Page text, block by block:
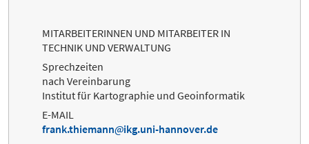
MITARBEITERINNEN UND MITARBEITER IN
TECHNIK UND VERWALTUNG
Sprechzeiten
nach Vereinbarung
Institut für Kartographie und Geoinformatik
E-MAIL
frank.thiemann
ikg.uni-hannover.de